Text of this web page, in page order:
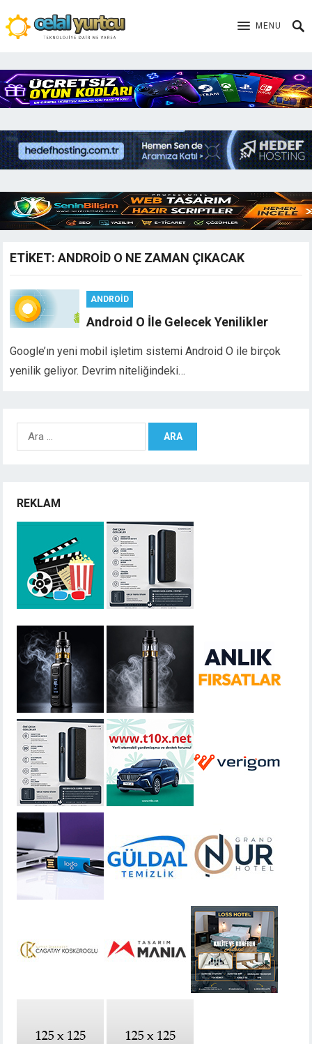
MENU
ETIKET:ANDROID O NE ZAMAN ÇIKACAK
ANDROID
Android O İle Gelecek Yenilikler
Google’ın yeni mobil işletim sistemi Android O ile birçok
yenilik geliyor. Devrim niteliğindeki…
REKLAM